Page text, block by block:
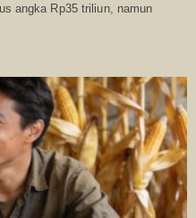
angka Rp35 triliun, namun